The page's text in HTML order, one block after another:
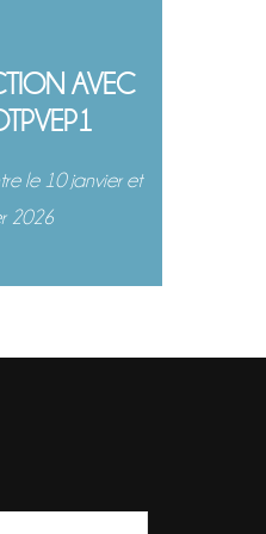
AVEC
le 10 janvier et
2026